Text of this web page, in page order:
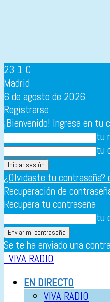
23.1 C
Madrid
6 de agosto de 2026
Registrarse
¡Bienvenido! Ingresa en tu
tu
tu
¿Olvidaste tu contraseña?
Recuperación de
Recupera tu contraseña
tu
Se te ha enviado una
VIVA RADIO
EN DIRECTO
VIVA RADIO